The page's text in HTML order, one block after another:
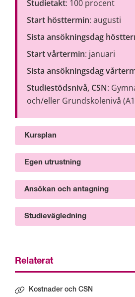
Studietakt: 100 procent
Start hösttermin: augusti
Sista ansökningsdag
Start vårtermin: januari
Sista ansökningsdag
Studiestödsnivå, CSN:
och/eller Grundskolenivå
Kursplan
Egen utrustning
Ansökan och antagning
Studievägledning
Relaterat
Kostnader och CSN